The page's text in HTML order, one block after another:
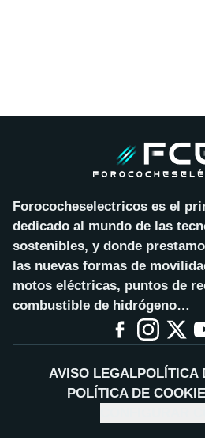
Forococheselectricos es el
dedicado al mundo de las
sostenibles, y donde
las nuevas formas de
motos eléctricas, puntos de
combustible de hidrógeno…
AVISO LEGALPOLÍTICA
POLÍTICA DE